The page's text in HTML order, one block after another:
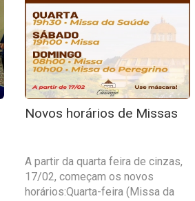
Novos horários de Missas
A partir da quarta feira de cinzas,
17/02, começam os novos
horários:Quarta-feira (Missa da